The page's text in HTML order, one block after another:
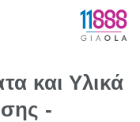
και Υλικά
-